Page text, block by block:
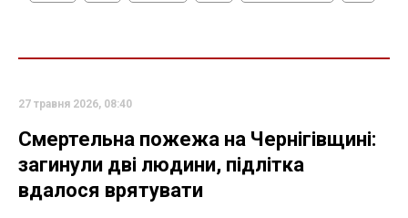
27 травня 2026, 08:40
Смертельна пожежа на Чернігівщині:
загинули дві людини, підлітка
вдалося врятувати